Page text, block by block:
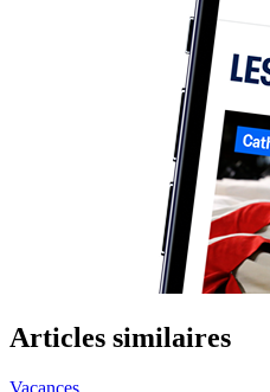
Articles similaires
Vacances